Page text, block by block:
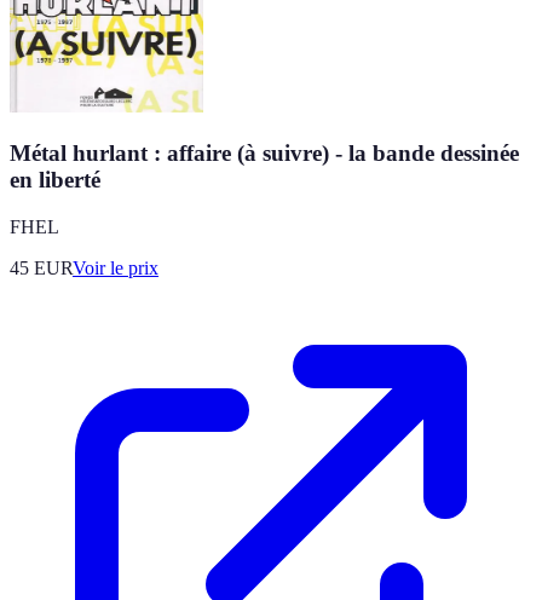
Métal hurlant : affaire (à suivre) - la bande dessinée
en liberté
FHEL
45 EURVoir le prix